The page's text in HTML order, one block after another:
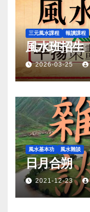
三元風水課程 報讀課程
風水班招生
2026-03-25
風水基本功 風水雜談
日月合朔
2021-12-23